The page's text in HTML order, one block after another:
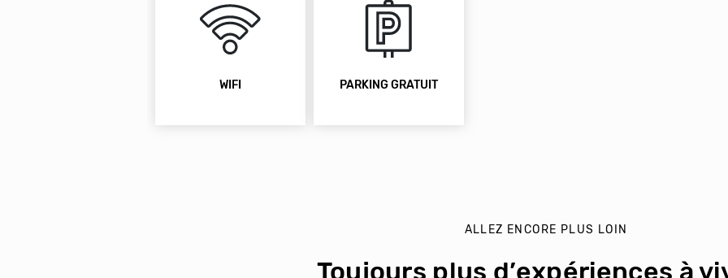
WIFI PARKING GRATUIT
ALLEZ ENCORE PLUS LOIN
Toujours plus d’expériences à